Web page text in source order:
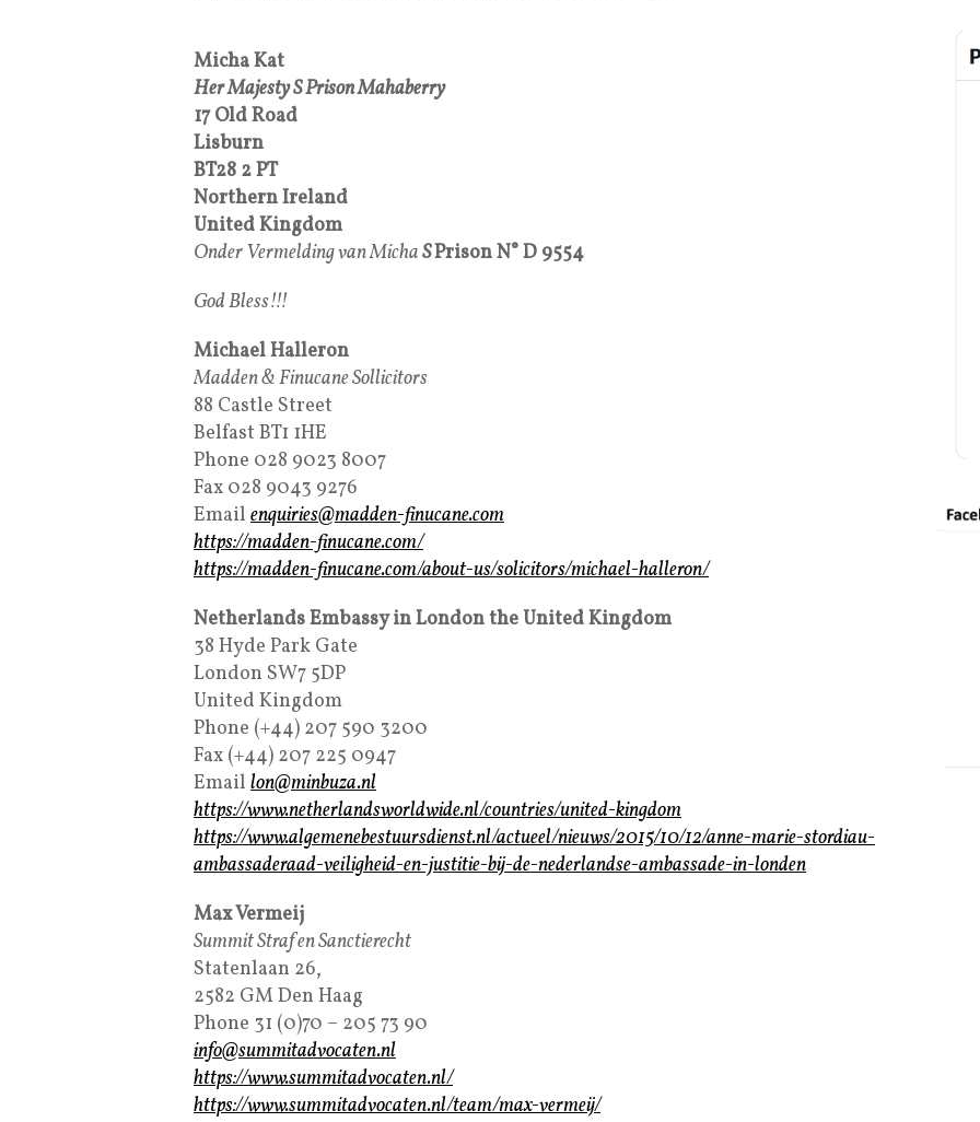
Micha Kat
Her Majesty S Prison Mahaberry
17 Old Road
Lisburn
BT28 2 PT
Northern Ireland
United Kingdom
Onder Vermelding van MichaSPrisonN°D 9554
God Bless!!!
Michael Halleron
Madden & Finucane Sollicitors
88 Castle Street
Belfast BT1 1HE
Phone 028 9023 8007
Fax 028 9043 9276
Email enquiries@madden-finucane.com
https://madden-finucane.com/
https://madden-finucane.com/about-us/solicitors/michael-halleron/
Netherlands Embassy in London the United Kingdom
38 Hyde Park Gate
London SW7 5DP
United Kingdom
Phone (+44) 207 590 3200
Fax (+44) 207 225 0947
Email lon@minbuza.nl
https://www.netherlandsworldwide.nl/countries/united-kingdom
https://www.algemenebestuursdienst.nl/actueel/nieuws/2015/10/12/anne-marie-stordiau-
ambassaderaad-veiligheid-en-justitie-bij-de-nederlandse-ambassade-in-londen
Max Vermeij
Summit Straf en Sanctierecht
Statenlaan 26,
2582 GM Den Haag
Phone 31 (0)70 – 205 73 90
info@summitadvocaten.nl
https://www.summitadvocaten.nl/
https://www.summitadvocaten.nl/team/max-vermeij/